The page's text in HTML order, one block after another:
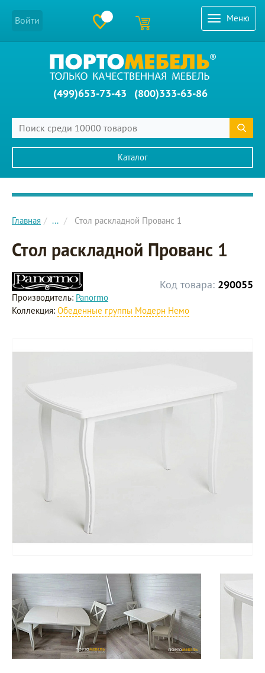
Меню
Войти
(499)653-73-43 (800)333-63-86
Каталог
Главное меню сайта
Главная ... Стол раскладной Прованс 1
Стол раскладной Прованс 1
Код товара: 290055
Производитель: Panormo
Коллекция: Обеденные группы Модерн Немо